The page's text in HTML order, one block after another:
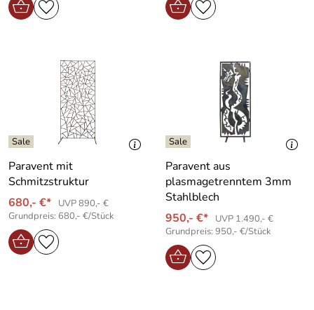
Paravent mit
Schmitzstruktur
680,- €*
UVP 890,- €
Grundpreis: 680,- €/Stück
Paravent aus
plasmagetrenntem 3mm
Stahlblech
950,- €*
UVP 1.490,- €
Grundpreis: 950,- €/Stück